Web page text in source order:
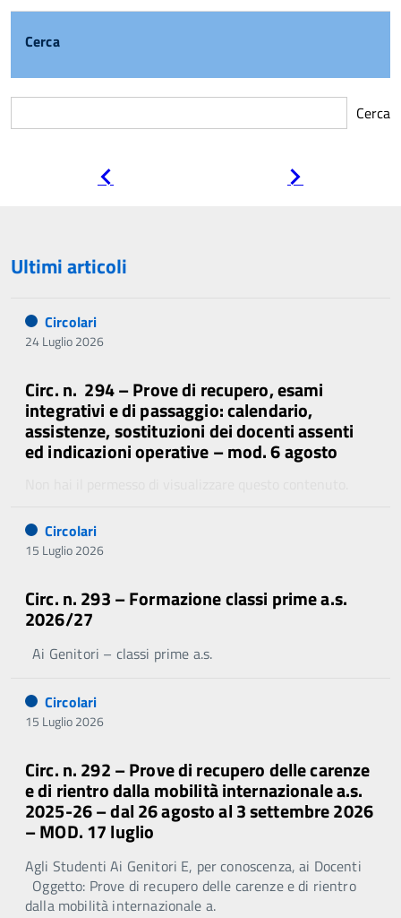
Cerca
Cerca
Ultimi articoli
Circolari
24 Luglio 2026
Circ. n. 294 – Prove di recupero, esami
integrativi e di passaggio: calendario,
assistenze, sostituzioni dei docenti assenti
ed indicazioni operative – mod. 6 agosto
Circolari
15 Luglio 2026
Circ. n. 293 – Formazione classi prime a.s.
2026/27
Ai Genitori – classi prime a.s.
Circolari
15 Luglio 2026
Circ. n. 292 – Prove di recupero delle carenze
e di rientro dalla mobilità internazionale a.s.
2025-26 – dal 26 agosto al 3 settembre 2026
– MOD. 17 luglio
Agli Studenti Ai Genitori E, per conoscenza, ai Docenti
Oggetto: Prove di recupero delle carenze e di rientro
dalla mobilità internazionale a.